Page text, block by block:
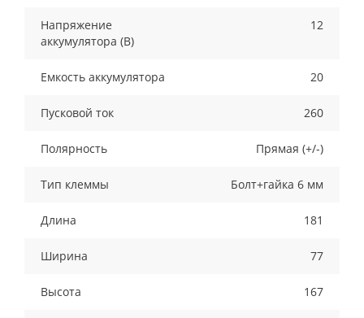
Напряжение
аккумулятора (В)
12
Емкость аккумулятора 20
Пусковой ток 260
Полярность Прямая (+/-)
Тип клеммы Болт+гайка 6 мм
Длина 181
Ширина 77
Высота 167